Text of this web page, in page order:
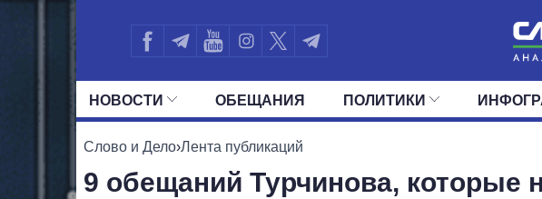
НОВОСТИ
ПОЛИТИКА
ОБЕЩАНИЯ ПОЛИТИКИ
ВСЕ ПОЛИТИКИ
ДЕПУТАТЫ
Слово и Дело›Лента публикаций
9 обещаний Турчинова, которые